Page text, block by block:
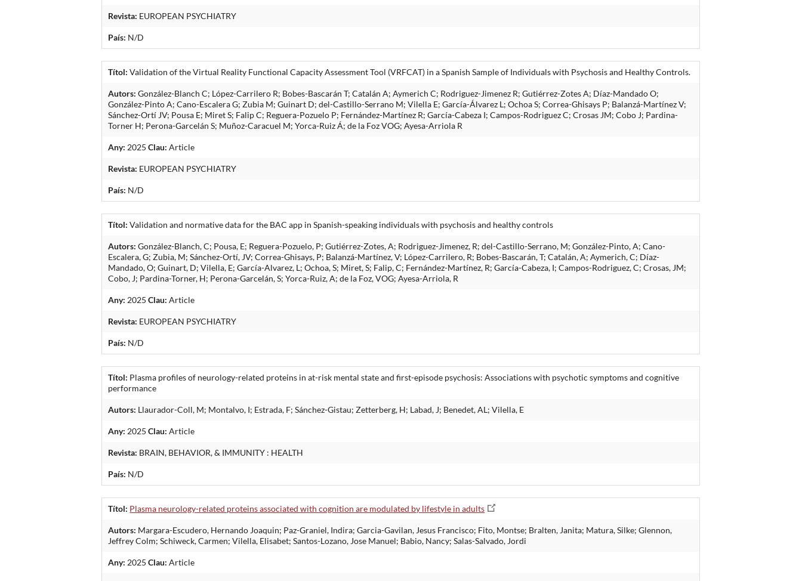
Revista: EUROPEAN PSYCHIATRY
País: N/D
Títol: Validation of the Virtual Reality Functional Capacity Assessment Tool (VRFCAT) in a Spanish Sample of Individuals with Psychosis and Healthy Controls.
Autors: González-Blanch C; López-Carrilero R; Bobes-Bascarán T; Catalán A; Aymerich C; Rodriguez-Jimenez R; Gutiérrez-Zotes A; Díaz-Mandado O;
González-Pinto A; Cano-Escalera G; Zubia M; Guinart D; del-Castillo-Serrano M; Vilella E; García-Álvarez L; Ochoa S; Correa-Ghisays P; Balanzá-Martínez V;
Sánchez-Ortí JV; Pousa E; Miret S; Falip C; Reguera-Pozuelo P; Fernández-Martínez R; García-Cabeza I; Campos-Rodriguez C; Crosas JM; Cobo J; Pardina-
Torner H; Perona-Garcelán S; Muñoz-Caracuel M; Yorca-Ruiz Á; de la Foz VOG; Ayesa-Arriola R
Any: 2025Clau: Article
Revista: EUROPEAN PSYCHIATRY
País: N/D
Títol: Validation and normative data for the BAC app in Spanish-speaking individuals with psychosis and healthy controls
Autors: González-Blanch, C; Pousa, E; Reguera-Pozuelo, P; Gutiérrez-Zotes, A; Rodriguez-Jimenez, R; del-Castillo-Serrano, M; González-Pinto, A; Cano-
Escalera, G; Zubia, M; Sánchez-Ortí, JV; Correa-Ghisays, P; Balanzá-Martínez, V; López-Carrilero, R; Bobes-Bascarán, T; Catalán, A; Aymerich, C; Díaz-
Mandado, O; Guinart, D; Vilella, E; García-Alvarez, L; Ochoa, S; Miret, S; Falip, C; Fernández-Martínez, R; García-Cabeza, I; Campos-Rodriguez, C; Crosas, JM;
Cobo, J; Pardina-Torner, H; Perona-Garcelán, S; Yorca-Ruiz, A; de la Foz, VOG; Ayesa-Arriola, R
Any: 2025Clau: Article
Revista: EUROPEAN PSYCHIATRY
País: N/D
Títol: Plasma profiles of neurology-related proteins in at-risk mental state and first-episode psychosis: Associations with psychotic symptoms and cognitive
performance
Autors: Llaurador-Coll, M; Montalvo, I; Estrada, F; Sánchez-Gistau; Zetterberg, H; Labad, J; Benedet, AL; Vilella, E
Any: 2025Clau: Article
Revista: BRAIN, BEHAVIOR, & IMMUNITY : HEALTH
País: N/D
Títol: Plasma neurology-related proteins associated with cognition are modulated by lifestyle in adults
Autors: Margara-Escudero, Hernando Joaquin; Paz-Graniel, Indira; Garcia-Gavilan, Jesus Francisco; Fito, Montse; Bralten, Janita; Matura, Silke; Glennon,
Jeffrey Colm; Schiweck, Carmen; Vilella, Elisabet; Santos-Lozano, Jose Manuel; Babio, Nancy; Salas-Salvado, Jordi
Any: 2025Clau: Article